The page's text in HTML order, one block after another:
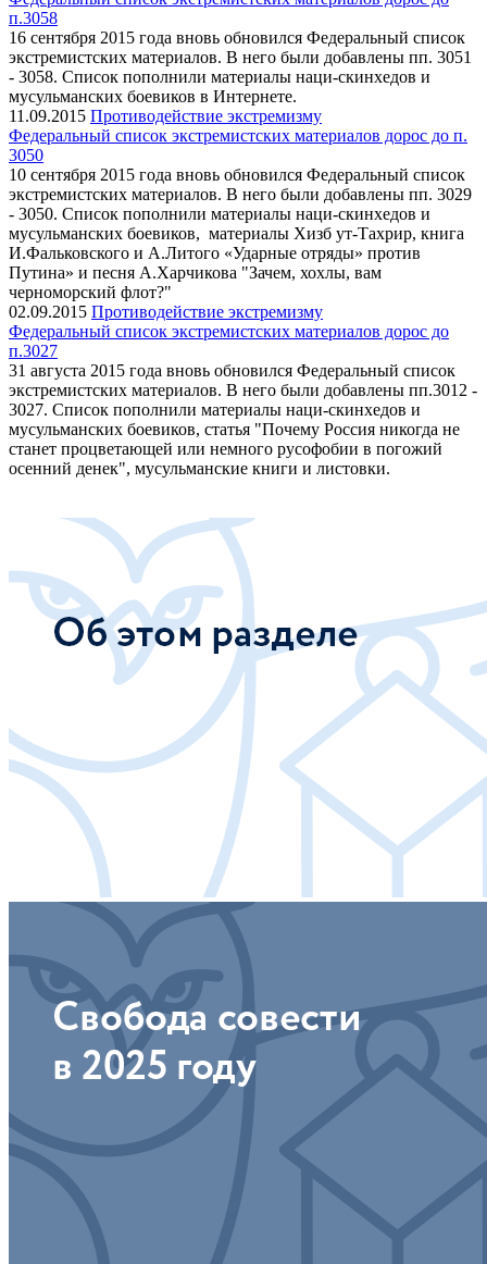
п.3058
16 сентября 2015 года вновь обновился Федеральный список
экстремистских материалов. В него были добавлены пп. 3051
- 3058. Список пополнили материалы наци-скинхедов и
мусульманских боевиков в Интернете.
11.09.2015 Противодействие экстремизму
Федеральный список экстремистских материалов дорос до п.
3050
10 сентября 2015 года вновь обновился Федеральный список
экстремистских материалов. В него были добавлены пп. 3029
- 3050. Список пополнили материалы наци-скинхедов и
мусульманских боевиков, материалы Хизб ут-Тахрир, книга
И.Фальковского и А.Литого «Ударные отряды» против
Путина» и песня А.Харчикова "Зачем, хохлы, вам
черноморский флот?"
02.09.2015 Противодействие экстремизму
Федеральный список экстремистских материалов дорос до
п.3027
31 августа 2015 года вновь обновился Федеральный список
экстремистских материалов. В него были добавлены пп.3012 -
3027. Список пополнили материалы наци-скинхедов и
мусульманских боевиков, статья "Почему Россия никогда не
станет процветающей или немного русофобии в погожий
осенний денек", мусульманские книги и листовки.